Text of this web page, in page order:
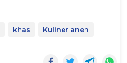
khas Kuliner aneh